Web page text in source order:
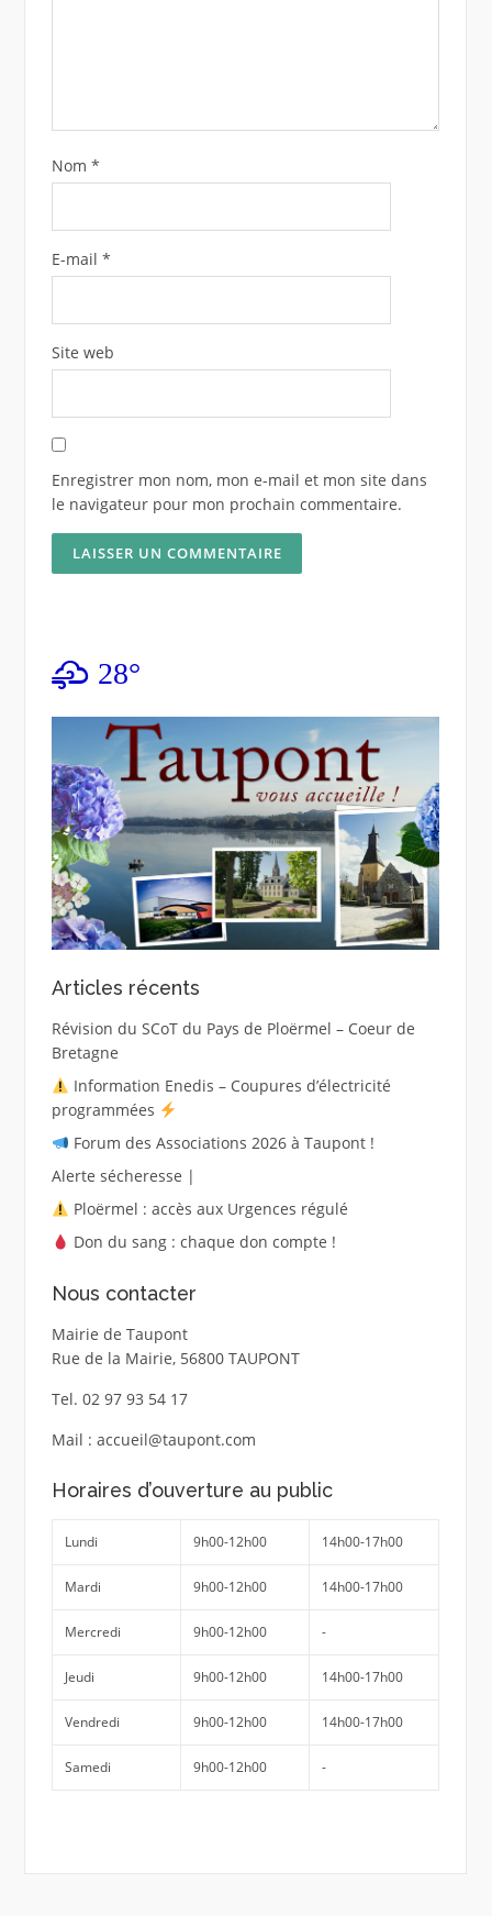
Nom *
E-mail *
Site web
Enregistrer mon nom, mon e-mail et mon site dans
le navigateur pour mon prochain commentaire.
28°
Articles récents
Révision du SCoT du Pays de Ploërmel – Coeur de
Bretagne
Information Enedis – Coupures d’électricité
programmées
Forum des Associations 2026 à Taupont !
Alerte sécheresse |
Ploërmel : accès aux Urgences régulé
Don du sang : chaque don compte !
Nous contacter
Mairie de Taupont
Rue de la Mairie, 56800 TAUPONT
Tel. 02 97 93 54 17
Mail : accueil@taupont.com
Horaires d’ouverture au public
Lundi 9h00-12h00 14h00-17h00
Mardi 9h00-12h00 14h00-17h00
Mercredi 9h00-12h00 -
Jeudi 9h00-12h00 14h00-17h00
Vendredi 9h00-12h00 14h00-17h00
Samedi 9h00-12h00 -